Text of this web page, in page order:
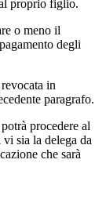
proprio figlio.
o meno il
degli
in
paragrafo.
procedere al
sia la delega da
che sarà